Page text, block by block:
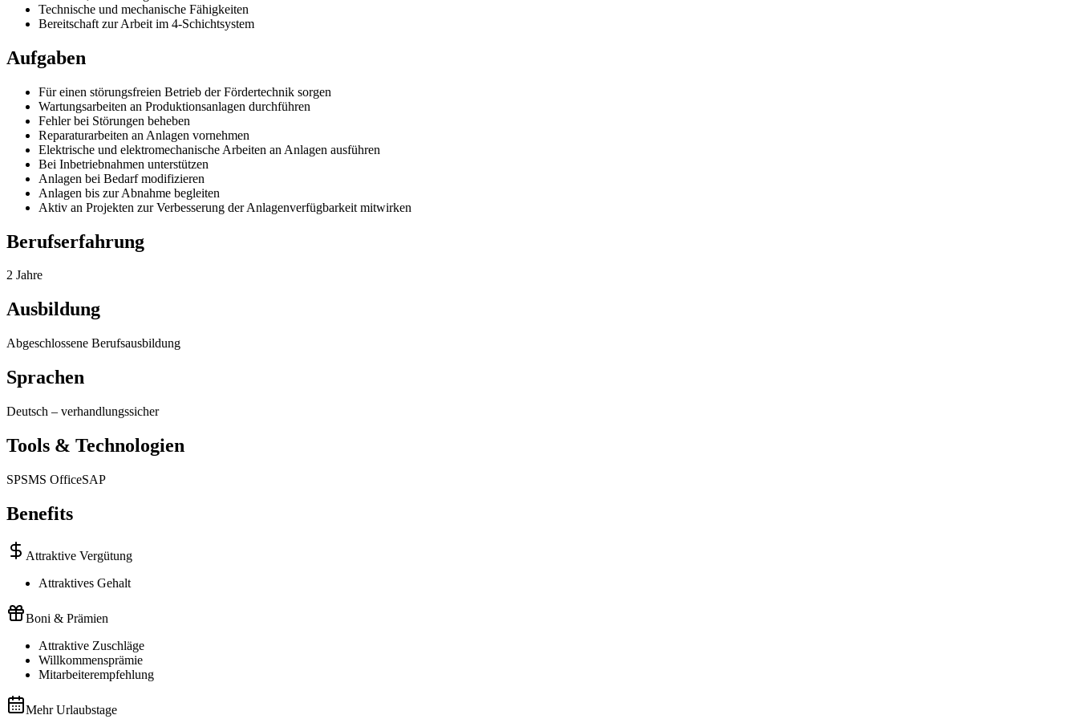
Technische und mechanische Fähigkeiten
Bereitschaft zur Arbeit im 4-Schichtsystem
Aufgaben
Für einen störungsfreien Betrieb der Fördertechnik sorgen
Wartungsarbeiten an Produktionsanlagen durchführen
Fehler bei Störungen beheben
Reparaturarbeiten an Anlagen vornehmen
Elektrische und elektromechanische Arbeiten an Anlagen ausführen
Bei Inbetriebnahmen unterstützen
Anlagen bei Bedarf modifizieren
Anlagen bis zur Abnahme begleiten
Aktiv an Projekten zur Verbesserung der Anlagenverfügbarkeit mitwirken
Berufserfahrung
2 Jahre
Ausbildung
Abgeschlossene Berufsausbildung
Sprachen
Deutsch – verhandlungssicher
Tools & Technologien
SPSMS OfficeSAP
Benefits
Attraktive Vergütung
Attraktives Gehalt
Boni & Prämien
Attraktive Zuschläge
Willkommensprämie
Mitarbeiterempfehlung
Mehr Urlaubstage